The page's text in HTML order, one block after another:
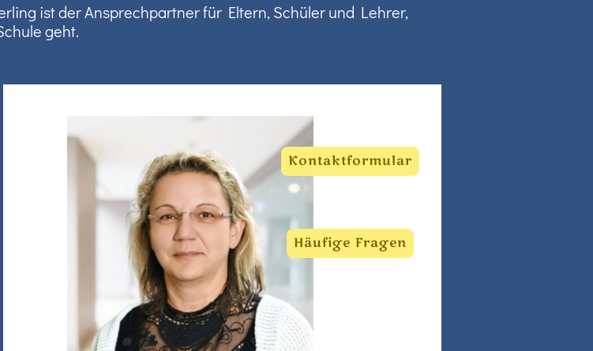
ist der Ansprechpartner für Eltern, Schüler und Lehrer,
geht.
Kontaktformular
Häufige Fragen